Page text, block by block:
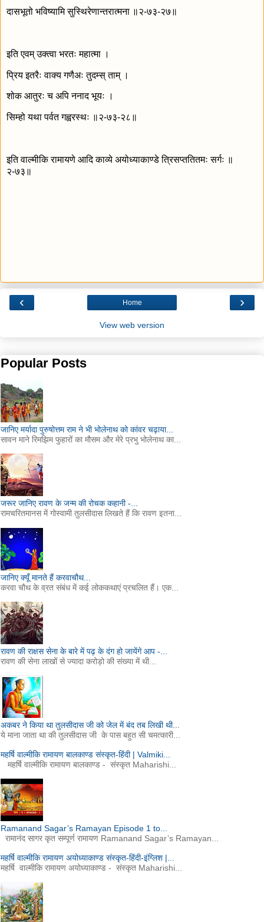
दासभूतो भविष्यामि सुस्थिरेणान्तरात्मना ॥२-७३-२७॥
इति एवम् उक्त्वा भरतः महात्मा ।
प्रिय इतरैः वाक्य गणैअः तुदम्स् ताम् ।
शोक आतुरः च अपि ननाद भूयः ।
सिम्हो यथा पर्वत गह्वरस्थः ॥२-७३-२८॥
इति वाल्मीकि रामायणे आदि काव्ये अयोध्याकाण्डे त्रिसप्ततितमः सर्गः ॥
२-७३॥
‹ ›
Home
View web version
Popular Posts
जानिए मर्यादा पुरुषोत्तम राम ने भी भोलेनाथ को कांवर चढ़ाया...
सावन माने रिमझिम फुहारों का मौसम और मेरे प्रभु भोलेनाथ का...
जरूर जानिए रावण के जन्म की रोचक कहानी -...
रामचरितमानस में गोस्वामी तुलसीदास लिखते हैं कि रावण इतना...
जानिए क्यूँ मानते हैं करवाचौथ...
करवा चौथ के व्रत संबंध में कई लोककथाएं प्रचलित हैं। एक...
रावण की राक्षस सेना के बारे में पढ़ के दंग हो जायेंगे आप -...
रावण की सेना लाखों से ज्यादा करोड़ो की संख्या में थी...
अकबर ने किया था तुलसीदास जी को जेल में बंद तब लिखी थी...
ये माना जाता था की तुलसीदास जी के पास बहुत सी चमत्कारी...
महर्षि वाल्मीकि रामायण बालकाण्ड संस्कृत-हिंदी | Valmiki...
महर्षि वाल्मीकि रामायण बालकाण्ड - संस्कृत Maharishi...
Ramanand Sagar’s Ramayan Episode 1 to...
रामानंद सागर कृत सम्पूर्ण रामायण Ramanand Sagar’s Ramayan...
महर्षि वाल्मीकि रामायण अयोध्याकाण्ड संस्कृत-हिंदी-इंग्लिश |...
महर्षि वाल्मीकि रामायण अयोध्याकाण्ड - संस्कृत Maharishi...